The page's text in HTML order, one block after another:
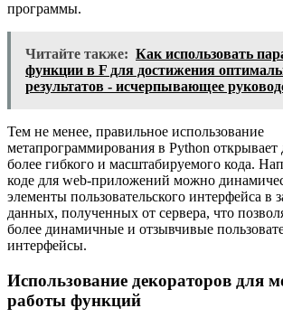
программы.
Читайте также: Как использовать
функции в F для достижения
результатов - исчерпывающее
Тем не менее, правильное использование
метапрограммирования в Python
более гибкого и масштабируемого кода.
коде для web-приложений можно
элементы пользовательского интерфейса в
данных, полученных от сервера, что
более динамичные и отзывчивые
интерфейсы.
Использование декораторов для
работы функций